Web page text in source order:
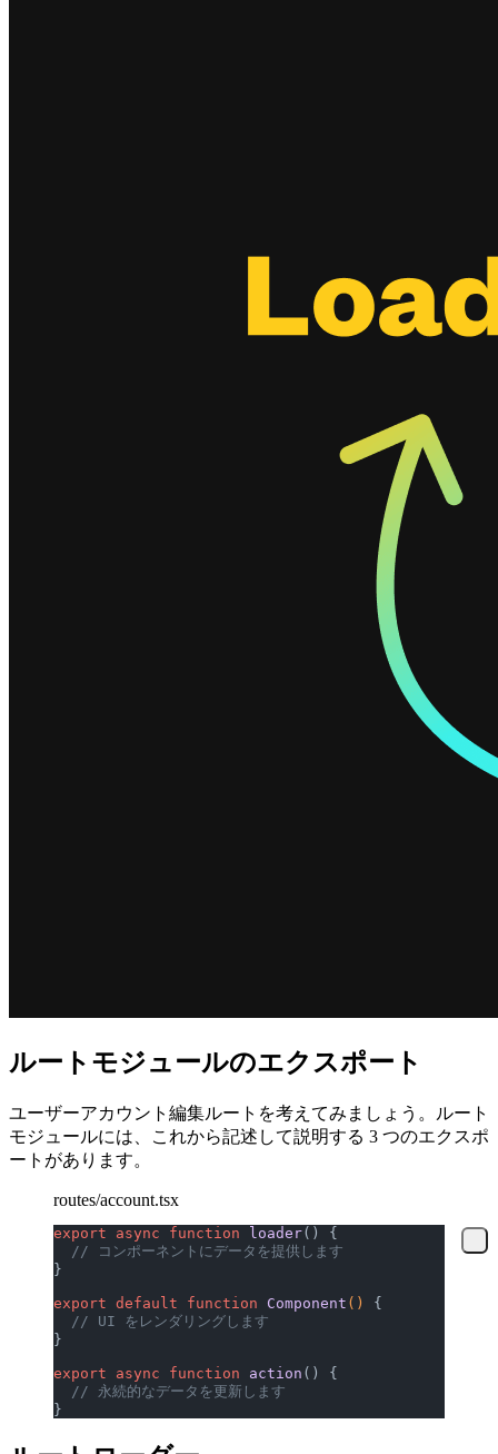
ルートモジュールのエクスポート
ユーザーアカウント編集ルートを考えてみましょう。ルート
モジュールには、これから記述して説明する 3 つのエクスポ
ートがあります。
routes/account.tsx
export async function loader() {
  // コンポーネントにデータを提供します
}
export default function Component () {
  // UI をレンダリングします
}
export async function action () {
  // 永続的なデータを更新します
}